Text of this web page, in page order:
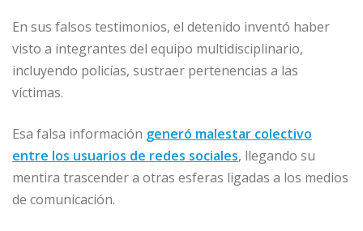
En sus falsos testimonios, el detenido inventó haber
visto a integrantes del equipo multidisciplinario,
incluyendo policías, sustraer pertenencias a las
víctimas.
Esa falsa información generó malestar colectivo
entre los usuarios de redes sociales, llegando su
mentira trascender a otras esferas ligadas a los medios
de comunicación.